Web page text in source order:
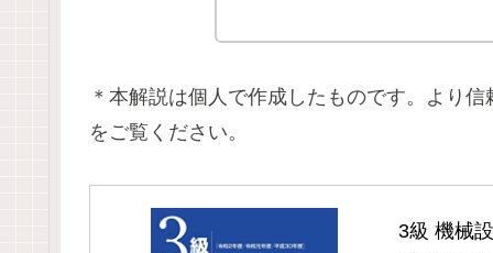
＊本解説は個人で作成したものです。より
をご覧ください。
3級 機械